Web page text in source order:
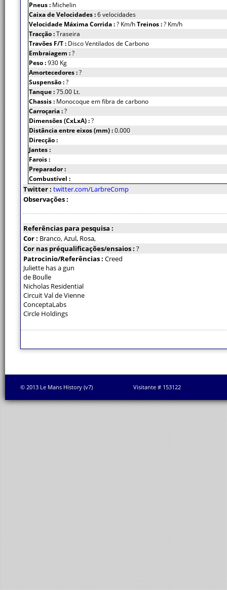
Pneus : Michelin
Caixa de Velocidades :6 velocidades
Velocidade Máxima Corrida :? Km/hTreinos :? Km/h
Tracção :Traseira
Travões F/T : Disco Ventilados de Carbono
Embraiagem :?
Peso :930 Kg
Amortecedores :?
Suspensão :?
Tanque :75.00 Lt.
Chassis : Monocoque em fibra de carbono
Carroçaria :?
Dimensões (CxLxA) :?
Distância entre eixos (mm) :0.000
Direcção :
Jantes :
Farois :
Preparador :
Combustível :
Twitter : twitter.com/LarbreComp
Observações :
Referências para pesquisa :
Cor : Branco, Azul, Rosa,
Cor nas préqualificações/ensaios : ?
Patrocinio/Referências : Creed
Juliette has a gun
de Boulle
Nicholas Residential
Circuit Val de Vienne
ConceptaLabs
Circle Holdings
© 2013 Le Mans History (v7) Visitante # 153122